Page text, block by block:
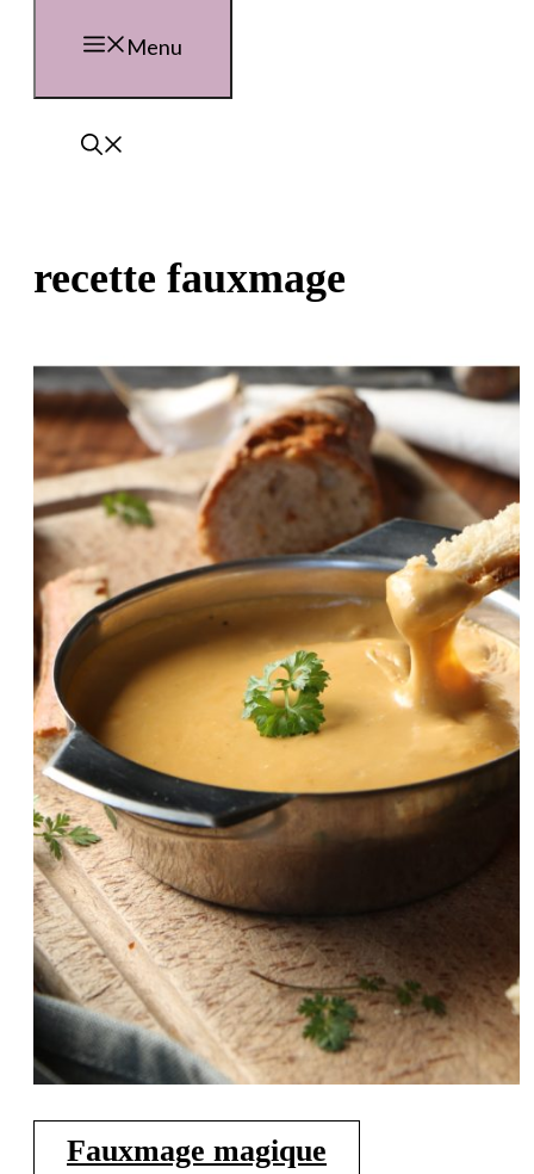
Menu
recette fauxmage
Fauxmage magique